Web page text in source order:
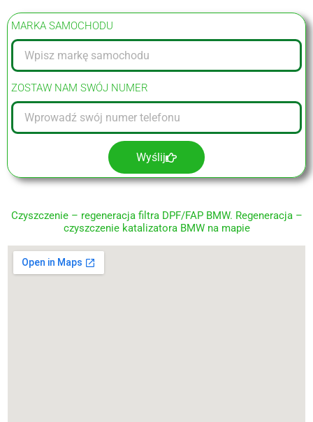
MARKA SAMOCHODU
ZOSTAW NAM SWÓJ NUMER
Wyślij
Czyszczenie – regeneracja filtra DPF/FAP BMW. Regeneracja –
czyszczenie katalizatora BMW na mapie